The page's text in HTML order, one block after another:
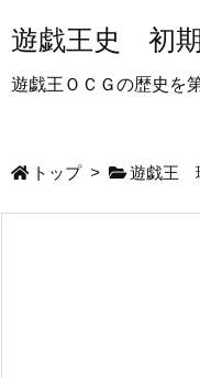
遊戯王史 初
遊戯王ＯＣＧの歴史を
トップ > 遊戯王